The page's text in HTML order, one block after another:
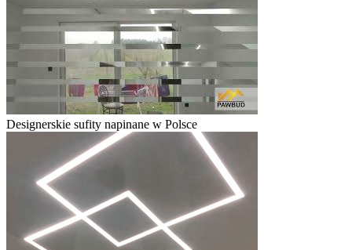
Designerskie sufity napinane w Polsce